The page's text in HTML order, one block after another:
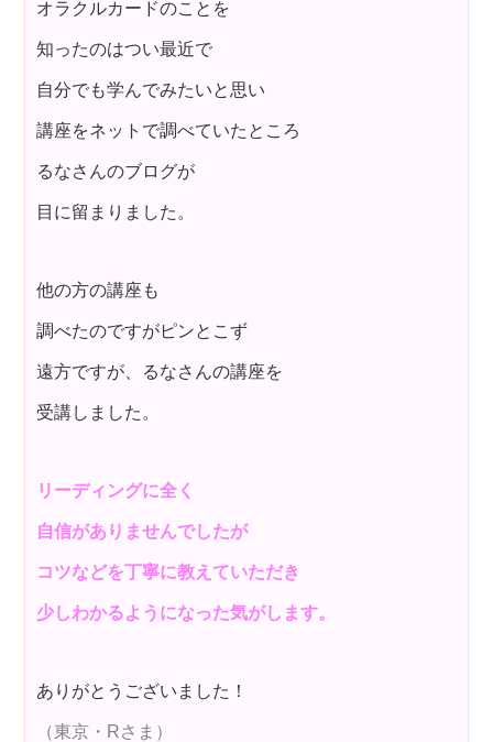
オラクルカードのことを
知ったのはつい最近で
自分でも学んでみたいと思い
講座をネットで調べていたところ
るなさんのブログが
目に留まりました。
他の方の講座も
調べたのですがピンとこず
遠方ですが、るなさんの講座を
受講しました。
リーディングに全く
自信がありませんでしたが
コツなどを丁寧に教えていただき
少しわかるようになった気がします。
ありがとうございました！
（東京・Rさま）